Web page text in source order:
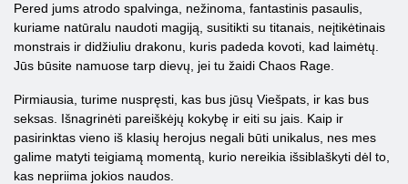
Pered jums atrodo spalvinga, nežinoma, fantastinis pasaulis,
kuriame natūralu naudoti magiją, susitikti su titanais, neįtikėtinais
monstrais ir didžiuliu drakonu, kuris padeda kovoti, kad laimėtų.
Jūs būsite namuose tarp dievų, jei tu žaidi Chaos Rage.
Pirmiausia, turime nuspręsti, kas bus jūsų Viešpats, ir kas bus
seksas. Išnagrinėti pareiškėjų kokybę ir eiti su jais. Kaip ir
pasirinktas vieno iš klasių herojus negali būti unikalus, nes mes
galime matyti teigiamą momentą, kurio nereikia išsiblaškyti dėl to,
kas nepriima jokios naudos.